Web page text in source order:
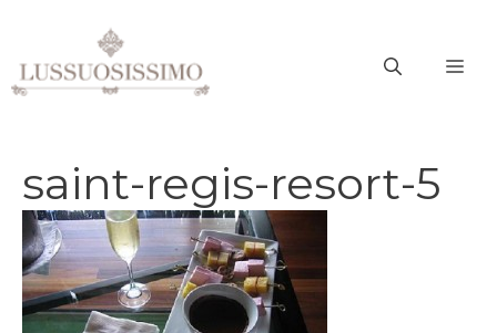
contenuto
saint-regis-resort-5